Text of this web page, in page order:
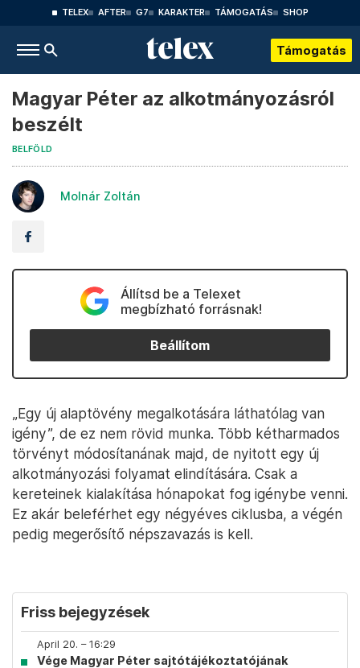
TELEX AFTER G7 KARAKTER TÁMOGATÁS SHOP
Támogatás
Magyar Péter az alkotmányozásról
beszélt
BELFÖLD
Molnár Zoltán
Állítsd be a Telexet
megbízható forrásnak!
Beállítom
„Egy új alaptövény megalkotására láthatólag van
igény”, de ez nem rövid munka. Több kétharmados
törvényt módosítanának majd, de nyitott egy új
alkotmányozási folyamat elindítására. Csak a
kereteinek kialakítása hónapokat fog igénybe venni.
Ez akár beleférhet egy négyéves ciklusba, a végén
pedig megerősítő népszavazás is kell.
Friss bejegyzések
April 20. – 16:29
Vége Magyar Péter sajtótájékoztatójának